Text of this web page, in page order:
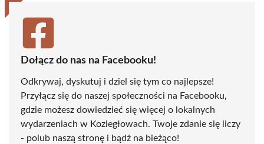
Dołącz do nas na Facebooku!
Odkrywaj, dyskutuj i dziel się tym co najlepsze!
Przyłącz się do naszej społeczności na Facebooku,
gdzie możesz dowiedzieć się więcej o lokalnych
wydarzeniach w Koziegłowach. Twoje zdanie się liczy
- polub naszą stronę i bądź na bieżąco!